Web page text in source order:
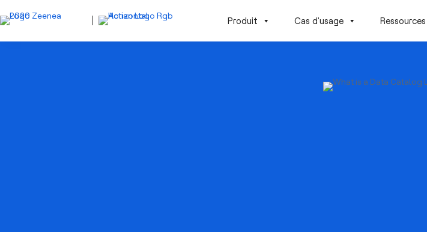
Produit Cas d'usage Ressources